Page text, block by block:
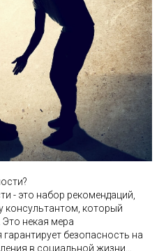
- это набор рекомендаций,
консультантом, который
некая мера
безопасность на
в социальной жизни…